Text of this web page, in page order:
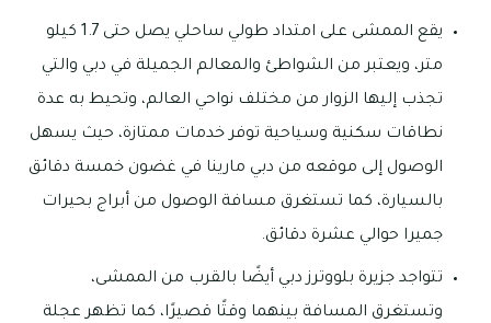
يقع الممشى على امتداد طولي ساحلي يصل حتى 1.7 كيلو
متر، ويعتبر من الشواطئ والمعالم الجميلة في دبي والتي
تجذب إليها الزوار من مختلف نواحي العالم، وتحيط به عدة
نطاقات سكنية وسياحية توفر خدمات ممتازة، حيث يسهل
الوصول إلى موقعه من دبي مارينا في غضون خمسة دقائق
بالسيارة، كما تستغرق مسافة الوصول من أبراج بحيرات
جميرا حوالي عشرة دقائق.
تتواجد جزيرة بلووترز دبي أيضًا بالقرب من الممشى،
وتستغرق المسافة بينهما وقتًا قصيرًا، كما تظهر عجلة